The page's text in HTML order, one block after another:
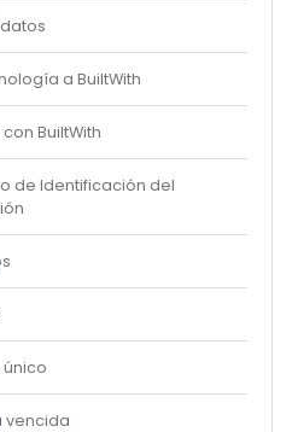
a BuiltWith
BuiltWith
de Identificación del
vencida